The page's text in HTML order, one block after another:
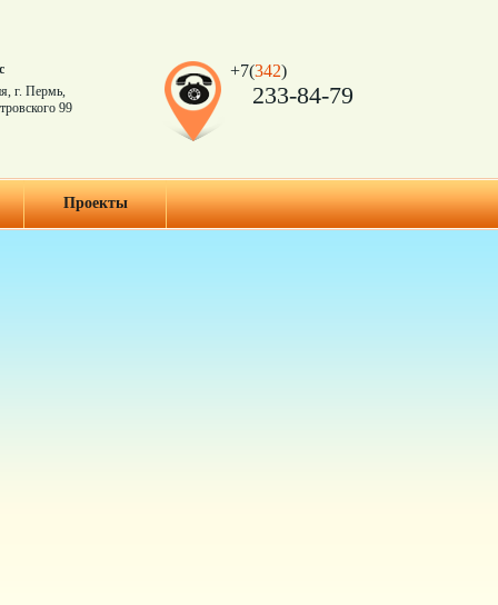
г. Пермь,
99
+7(342)
233-84-79
Проекты